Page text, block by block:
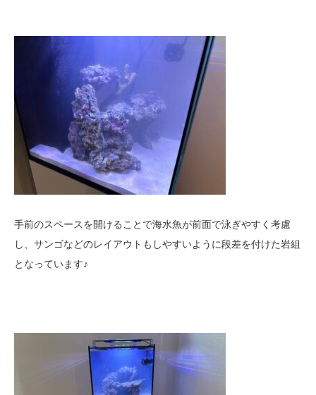
手前のスペースを開けることで海水魚が前面で泳ぎやすく考慮
し、サンゴなどのレイアウトもしやすいように段差を付けた岩組
となっています♪